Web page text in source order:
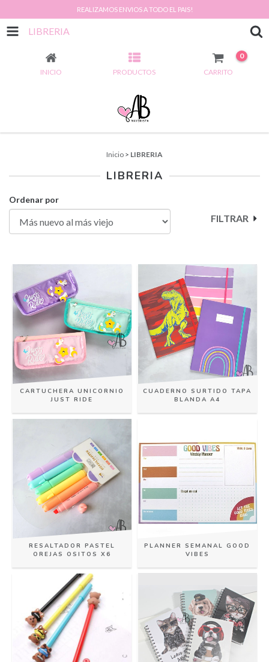
REALIZAMOS ENVIOS A TODO EL PAIS!
LIBRERIA
INICIO PRODUCTOS CARRITO
0
Inicio > LIBRERIA
LIBRERIA
Ordenar por
FILTRAR
CARTUCHERA UNICORNIO
JUST RIDE
CUADERNO SURTIDO TAPA
BLANDA A4
RESALTADOR PASTEL
OREJAS OSITOS X6
PLANNER SEMANAL GOOD
VIBES